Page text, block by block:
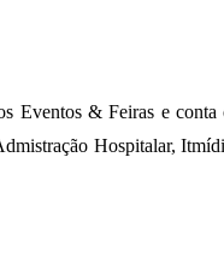
& Feiras e conta
Hospitalar,